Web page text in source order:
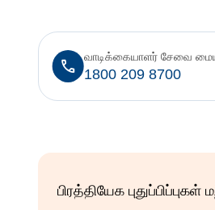
1800 209 8700
வாடிக்கையாளர் சேவை
பிரத்தியேக